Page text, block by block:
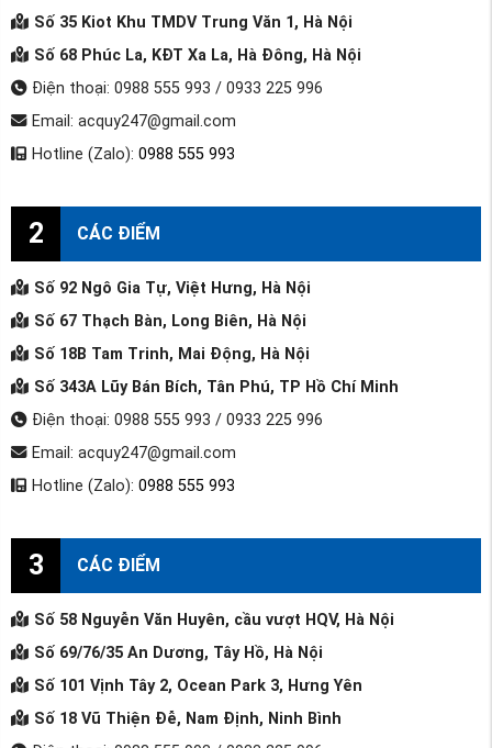
Số 35 Kiot Khu TMDV Trung Văn 1, Hà Nội
Số 68 Phúc La, KĐT Xa La, Hà Đông, Hà Nội
Điện thoại: 0988 555 993 / 0933 225 996
Email: acquy247@gmail.com
Hotline (Zalo): 0988 555 993
2 CÁC ĐIỂM
Số 92 Ngô Gia Tự, Việt Hưng, Hà Nội
Số 67 Thạch Bàn, Long Biên, Hà Nội
Số 18B Tam Trinh, Mai Động, Hà Nội
Số 343A Lũy Bán Bích, Tân Phú, TP Hồ Chí Minh
Điện thoại: 0988 555 993 / 0933 225 996
Email: acquy247@gmail.com
Hotline (Zalo): 0988 555 993
3 CÁC ĐIỂM
Số 58 Nguyễn Văn Huyên, cầu vượt HQV, Hà Nội
Số 69/76/35 An Dương, Tây Hồ, Hà Nội
Số 101 Vịnh Tây 2, Ocean Park 3, Hưng Yên
Số 18 Vũ Thiện Đễ, Nam Định, Ninh Bình